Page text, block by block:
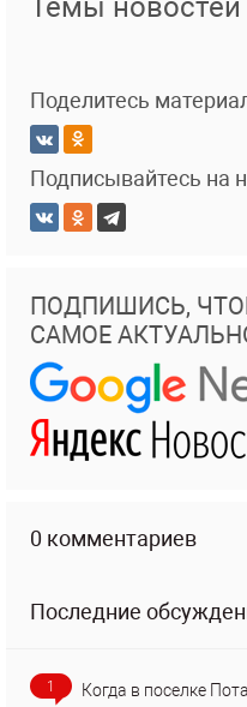
Темы новостей
Поделитесь
Подписывайтесь на
ПОДПИШИСЬ,
САМОЕ
0 комментариев
Последние
1 Когда в поселке